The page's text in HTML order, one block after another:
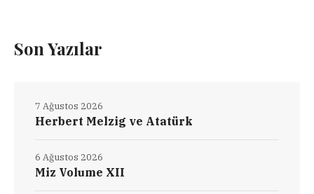
Son Yazılar
Herbert Melzig ve Atatürk
7 Ağustos 2026
Miz Volume XII
6 Ağustos 2026